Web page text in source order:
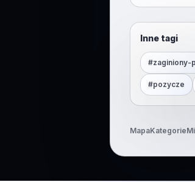
Inne tagi
#zaginiony-
#pozycze
MapaKategorie